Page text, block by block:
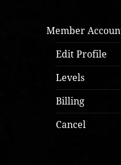
Member
Edit Profile
Levels
Billing
Cancel